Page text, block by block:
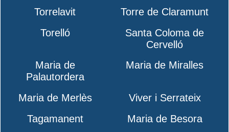
Torrelavit
Torre de Claramunt
Torelló
Santa Coloma de
Cervelló
Maria de
Palautordera
Maria de Miralles
Maria de Merlès
Viver i Serrateix
Tagamanent
Maria de Besora